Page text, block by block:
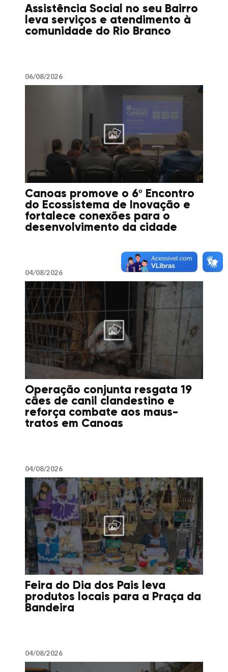
Assistência Social no seu Bairro
leva serviços e atendimento à
comunidade do Rio Branco
06/08/2026
Canoas promove o 6º Encontro
do Ecossistema de Inovação e
fortalece conexões para o
desenvolvimento da cidade
04/08/2026
Operação conjunta resgata 19
cães de canil clandestino e
reforça combate aos maus-
tratos em Canoas
04/08/2026
Feira do Dia dos Pais leva
produtos locais para a Praça da
Bandeira
04/08/2026